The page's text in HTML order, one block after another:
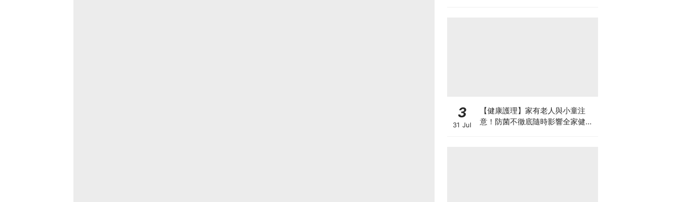
3
31 Jul
【健康護理】家有老人與小童注
意！防菌不徹底隨時影響全家健康